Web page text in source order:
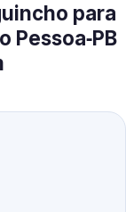
para
Pessoa‑PB